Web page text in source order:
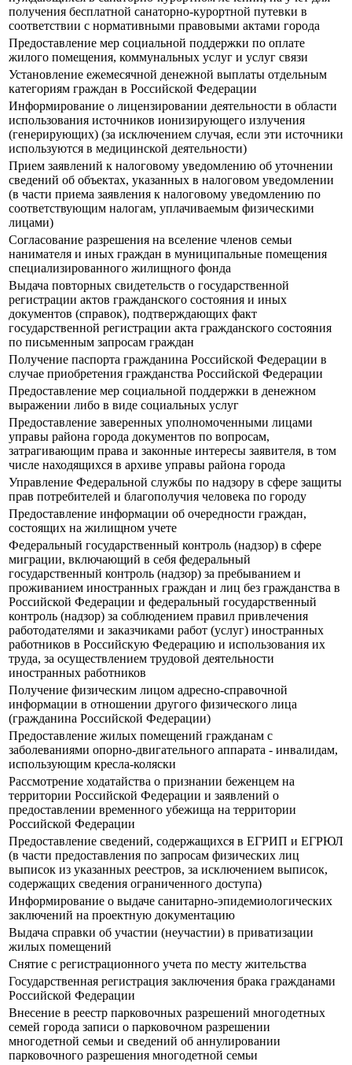
получения бесплатной санаторно-курортной путевки в
соответствии с нормативными правовыми актами города
Предоставление мер социальной поддержки по оплате
жилого помещения, коммунальных услуг и услуг связи
Установление ежемесячной денежной выплаты отдельным
категориям граждан в Российской Федерации
Информирование о лицензировании деятельности в области
использования источников ионизирующего излучения
(генерирующих) (за исключением случая, если эти источники
используются в медицинской деятельности)
Прием заявлений к налоговому уведомлению об уточнении
сведений об объектах, указанных в налоговом уведомлении
(в части приема заявления к налоговому уведомлению по
соответствующим налогам, уплачиваемым физическими
лицами)
Согласование разрешения на вселение членов семьи
нанимателя и иных граждан в муниципальные помещения
специализированного жилищного фонда
Выдача повторных свидетельств о государственной
регистрации актов гражданского состояния и иных
документов (справок), подтверждающих факт
государственной регистрации акта гражданского состояния
по письменным запросам граждан
Получение паспорта гражданина Российской Федерации в
случае приобретения гражданства Российской Федерации
Предоставление мер социальной поддержки в денежном
выражении либо в виде социальных услуг
Предоставление заверенных уполномоченными лицами
управы района города документов по вопросам,
затрагивающим права и законные интересы заявителя, в том
числе находящихся в архиве управы района города
Управление Федеральной службы по надзору в сфере защиты
прав потребителей и благополучия человека по городу
Предоставление информации об очередности граждан,
состоящих на жилищном учете
Федеральный государственный контроль (надзор) в сфере
миграции, включающий в себя федеральный
государственный контроль (надзор) за пребыванием и
проживанием иностранных граждан и лиц без гражданства в
Российской Федерации и федеральный государственный
контроль (надзор) за соблюдением правил привлечения
работодателями и заказчиками работ (услуг) иностранных
работников в Российскую Федерацию и использования их
труда, за осуществлением трудовой деятельности
иностранных работников
Получение физическим лицом адресно-справочной
информации в отношении другого физического лица
(гражданина Российской Федерации)
Предоставление жилых помещений гражданам с
заболеваниями опорно-двигательного аппарата - инвалидам,
использующим кресла-коляски
Рассмотрение ходатайства о признании беженцем на
территории Российской Федерации и заявлений о
предоставлении временного убежища на территории
Российской Федерации
Предоставление сведений, содержащихся в ЕГРИП и ЕГРЮЛ
(в части предоставления по запросам физических лиц
выписок из указанных реестров, за исключением выписок,
содержащих сведения ограниченного доступа)
Информирование о выдаче санитарно-эпидемиологических
заключений на проектную документацию
Выдача справки об участии (неучастии) в приватизации
жилых помещений
Снятие с регистрационного учета по месту жительства
Государственная регистрация заключения брака гражданами
Российской Федерации
Внесение в реестр парковочных разрешений многодетных
семей города записи о парковочном разрешении
многодетной семьи и сведений об аннулировании
парковочного разрешения многодетной семьи